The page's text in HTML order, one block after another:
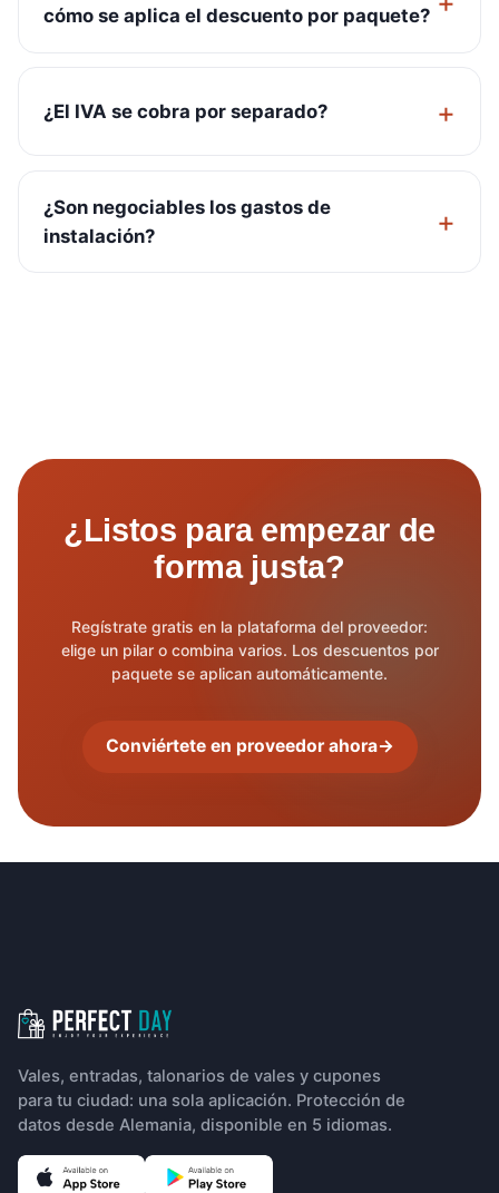
cómo se aplica el descuento por paquete?
¿El IVA se cobra por separado?
¿Son negociables los gastos de
instalación?
¿Listos para empezar de
forma justa?
Regístrate gratis en la plataforma del proveedor:
elige un pilar o combina varios. Los descuentos por
paquete se aplican automáticamente.
Conviértete en proveedor ahora→
Vales, entradas, talonarios de vales y cupones
para tu ciudad: una sola aplicación. Protección de
datos desde Alemania, disponible en 5 idiomas.